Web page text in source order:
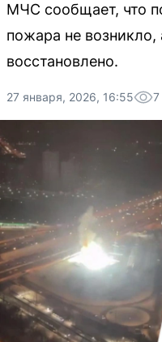
МЧС сообщает, что
пожара не возникло,
восстановлено.
27 января, 2026, 16:55 7